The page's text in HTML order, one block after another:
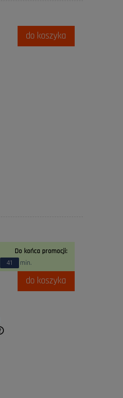
do koszyka
Do końca promocji:
41 min.
do koszyka